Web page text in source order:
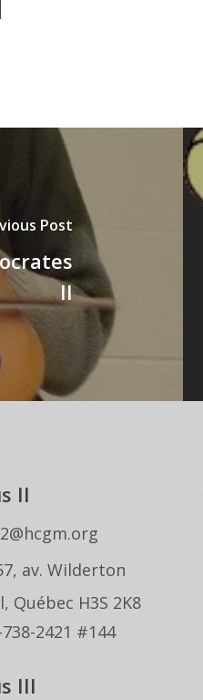
Post
II
II
av. Wilderton
Québec H3S 2K8
2421 #144
III